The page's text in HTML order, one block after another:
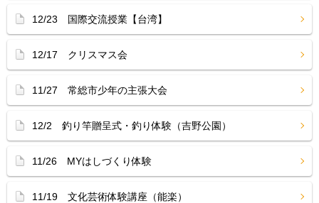
12/23 国際交流授業【台湾】
12/17 クリスマス会
11/27 常総市少年の主張大会
12/2 釣り竿贈呈式・釣り体験（吉野公園）
11/26 MYはしづくり体験
11/19 文化芸術体験講座（能楽）